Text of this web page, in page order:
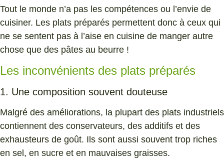
Tout le monde n’a pas les compétences ou l’envie de
cuisiner. Les plats préparés permettent donc à ceux qui
ne se sentent pas à l’aise en cuisine de manger autre
chose que des pâtes au beurre !
Les inconvénients des plats préparés
1. Une composition souvent douteuse
Malgré des améliorations, la plupart des plats industriels
contiennent des conservateurs, des additifs et des
exhausteurs de goût. Ils sont aussi souvent trop riches
en sel, en sucre et en mauvaises graisses.